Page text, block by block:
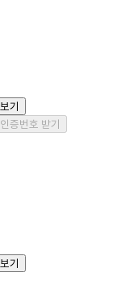
보기
인증번호 받기
보기